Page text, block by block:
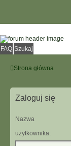
FAQ Szukaj
Strona główna
Zaloguj się
Nazwa
użytkownika: